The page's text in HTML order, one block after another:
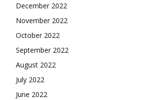
December 2022
November 2022
October 2022
September 2022
August 2022
July 2022
June 2022